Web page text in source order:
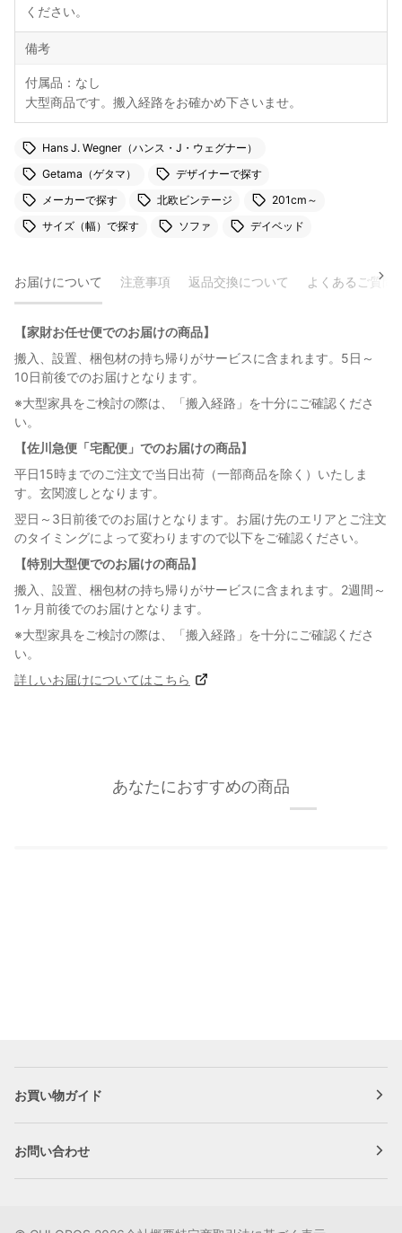
ください。
備考
付属品：なし
大型商品です。搬入経路をお確かめ下さいませ。
Hans J. Wegner（ハンス・J・ウェグナー）
Getama（ゲタマ）
デザイナーで探す
メーカーで探す
北欧ビンテージ
201cm～
サイズ（幅）で探す
ソファ デイベッド
お届けについて 注意事項 返品交換について よくあるご質問
【家財お任せ便でのお届けの商品】
搬入、設置、梱包材の持ち帰りがサービスに含まれます。5日～
10日前後でのお届けとなります。
※大型家具をご検討の際は、「搬入経路」を十分にご確認くださ
い。
【佐川急便「宅配便」でのお届けの商品】
平日15時までのご注文で当日出荷（一部商品を除く）いたしま
す。玄関渡しとなります。
翌日～3日前後でのお届けとなります。お届け先のエリアとご注文
のタイミングによって変わりますので以下をご確認ください。
【特別大型便でのお届けの商品】
搬入、設置、梱包材の持ち帰りがサービスに含まれます。2週間～
1ヶ月前後でのお届けとなります。
※大型家具をご検討の際は、「搬入経路」を十分にご確認くださ
い。
詳しいお届けについてはこちら
あなたにおすすめの商品
お買い物ガイド
お問い合わせ